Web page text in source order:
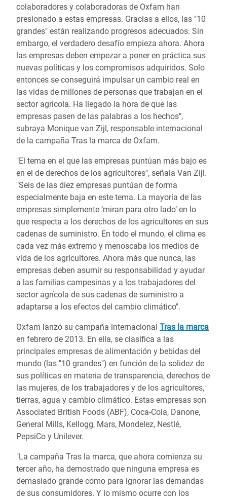
colaboradores y colaboradoras de Oxfam han
presionado a estas empresas. Gracias a ellos, las "10
grandes" están realizando progresos adecuados. Sin
embargo, el verdadero desafío empieza ahora. Ahora
las empresas deben empezar a poner en práctica sus
nuevas políticas y los compromisos adquiridos. Solo
entonces se conseguirá impulsar un cambio real en
las vidas de millones de personas que trabajan en el
sector agrícola. Ha llegado la hora de que las
empresas pasen de las palabras a los hechos",
subraya Monique van Zijl, responsable internacional
de la campaña Tras la marca de Oxfam.
"El tema en el que las empresas puntúan más bajo es
en el de derechos de los agricultores", señala Van Zijl.
"Seis de las diez empresas puntúan de forma
especialmente baja en este tema. La mayoría de las
empresas simplemente ‘miran para otro lado’ en lo
que respecta a los derechos de los agricultores en sus
cadenas de suministro. En todo el mundo, el clima es
cada vez más extremo y menoscaba los medios de
vida de los agricultores. Ahora más que nunca, las
empresas deben asumir su responsabilidad y ayudar
a las familias campesinas y a los trabajadores del
sector agrícola de sus cadenas de suministro a
adaptarse a los efectos del cambio climático".
Oxfam lanzó su campaña internacional Tras la marca
en febrero de 2013. En ella, se clasifica a las
principales empresas de alimentación y bebidas del
mundo (las "10 grandes") en función de la solidez de
sus políticas en materia de transparencia, derechos de
las mujeres, de los trabajadores y de los agricultores,
tierras, agua y cambio climático. Estas empresas son
Associated British Foods (ABF), Coca-Cola, Danone,
General Mills, Kellogg, Mars, Mondelez, Nestlé,
PepsiCo y Unilever.
"La campaña Tras la marca, que ahora comienza su
tercer año, ha demostrado que ninguna empresa es
demasiado grande como para ignorar las demandas
de sus consumidores. Y lo mismo ocurre con los